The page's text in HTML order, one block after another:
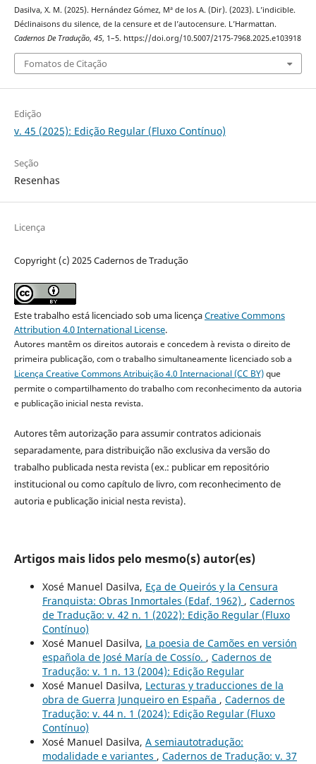
Dasilva, X. M. (2025). Hernández Gómez, Mª de los A. (Dir). (2023). L’indicible.
Déclinaisons du silence, de la censure et de l’autocensure. L’Harmattan.
Cadernos De Tradução, 45, 1–5. https://doi.org/10.5007/2175-7968.2025.e103918
Fomatos de Citação
Edição
v. 45 (2025): Edição Regular (Fluxo Contínuo)
Seção
Resenhas
Licença
Copyright (c) 2025 Cadernos de Tradução
Este trabalho está licenciado sob uma licençaCreative Commons
Attribution 4.0 International License.
Autores mantêm os direitos autorais e concedem à revista o direito de
primeira publicação, com o trabalho simultaneamente licenciado sob a
Licença Creative Commons Atribuição 4.0 Internacional (CC BY)que
permite o compartilhamento do trabalho com reconhecimento da autoria
e publicação inicial nesta revista.
Autores têm autorização para assumir contratos adicionais
separadamente, para distribuição não exclusiva da versão do
trabalho publicada nesta revista (ex.: publicar em repositório
institucional ou como capítulo de livro, com reconhecimento de
autoria e publicação inicial nesta revista).
Artigos mais lidos pelo mesmo(s) autor(es)
Xosé Manuel Dasilva, Eça de Queirós y la Censura
Franquista: Obras Inmortales (Edaf, 1962) , Cadernos
de Tradução: v. 42 n. 1 (2022): Edição Regular (Fluxo
Contínuo)
Xosé Manuel Dasilva, La poesia de Camões en versión
española de José María de Cossío. , Cadernos de
Tradução: v. 1 n. 13 (2004): Edição Regular
Xosé Manuel Dasilva, Lecturas y traducciones de la
obra de Guerra Junqueiro en España , Cadernos de
Tradução: v. 44 n. 1 (2024): Edição Regular (Fluxo
Contínuo)
Xosé Manuel Dasilva, A semiautotradução:
modalidade e variantes , Cadernos de Tradução: v. 37